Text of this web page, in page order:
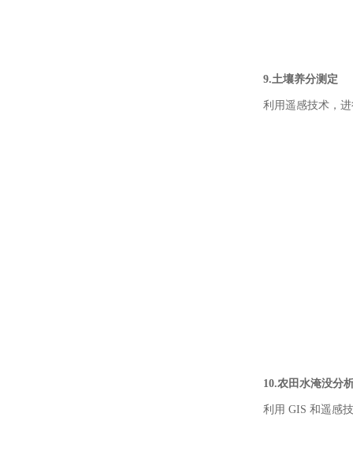
9.土壤养分测定
利用遥感技术，进
10.农田水淹没分
利用 GIS 和遥感技